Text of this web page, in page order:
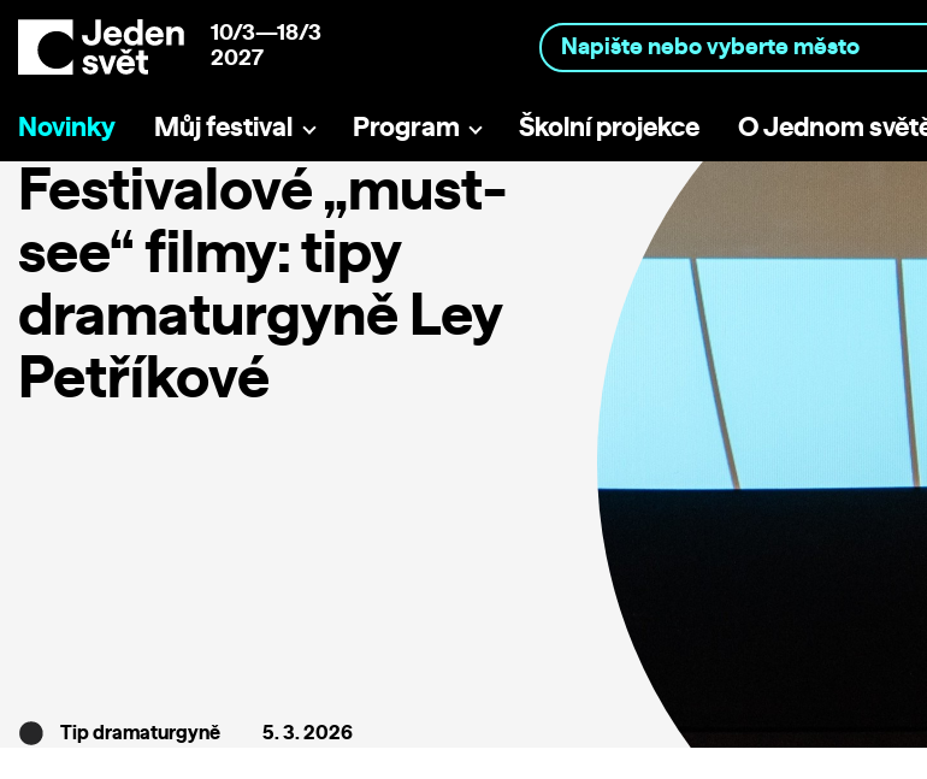
10/3—18/3
2027
Novinky Můj festival Program Školní projekce O Jednom
Festivalové „must-
see“ filmy: tipy
dramaturgyně Ley
Petříkové
Tip dramaturgyně 5. 3. 2026